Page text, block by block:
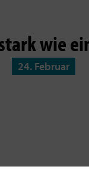
wie
24. Februar